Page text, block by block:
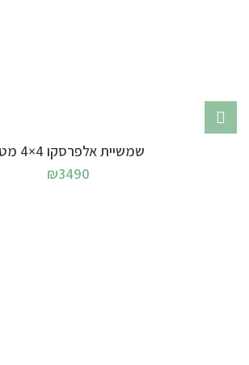
שמשיית אלפרסקו 4×4 מטר
₪3490